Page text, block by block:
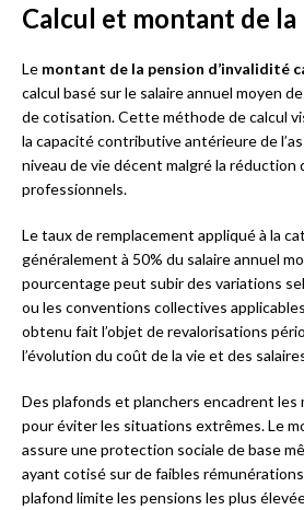
Calcul et montant de la
Le montant de la pension d’invalidité
calcul basé sur le salaire annuel moyen
de cotisation. Cette méthode de calcul
la capacité contributive antérieure de
niveau de vie décent malgré la réduction
professionnels.
Le taux de remplacement appliqué à la
généralement à 50% du salaire annuel
pourcentage peut subir des variations
ou les conventions collectives
obtenu fait l’objet de revalorisations
l’évolution du coût de la vie et des
Des plafonds et planchers encadrent
pour éviter les situations extrêmes. Le
assure une protection sociale de base
ayant cotisé sur de faibles
plafond limite les pensions les plus